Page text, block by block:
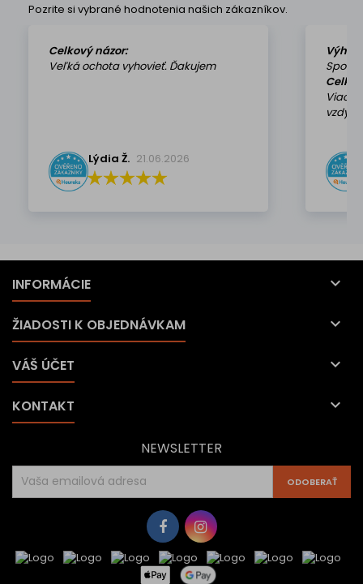
Pozrite si vybrané hodnotenia našich zákazníkov.
Celkový názor:
Veľká ochota vyhovieť. Ďakujem
Lýdia Ž. 21.06.2026
vzdy k
INFORMÁCIE 
ŽIADOSTI K OBJEDNÁVKAM 
VÁŠ ÚČET 
KONTAKT 
NEWSLETTER